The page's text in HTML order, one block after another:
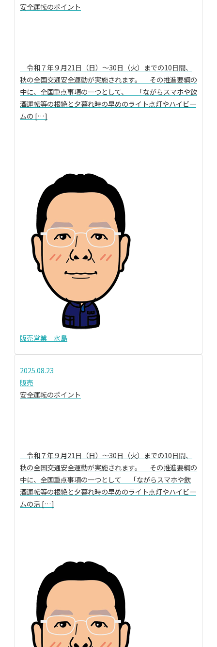
安全運転のポイント
令和７年９月21日（日）～30日（火）までの10日間、
秋の全国交通安全運動が実施されます。 その推進要綱の
中に、全国重点事項の一つとして、 「ながらスマホや飲
酒運転等の根絶と夕暮れ時の早めのライト点灯やハイビー
ムの […]
販売営業 水島
2025.08.23
販売
安全運転のポイント
令和７年９月21日（日）～30日（火）までの10日間、
秋の全国交通安全運動が実施されます。 その推進要綱の
中に、全国重点事項の一つとして 「ながらスマホや飲
酒運転等の根絶と夕暮れ時の早めのライト点灯やハイビー
ムの活 […]